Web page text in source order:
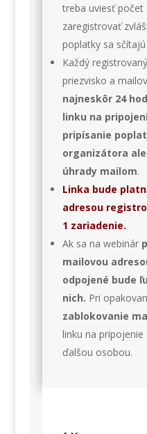
treba uviesť
zaregistrovať
poplatky sa
Každý
priezvisko a
najneskôr 24
linku na
pripísanie
organizátora
úhrady mailom.
Linka bude
adresou
1 zariadenie.
Ak sa na webinár
mailovou
odpojené bude
nich. Pri
zablokovanie
linku na
ďalšou osobou.